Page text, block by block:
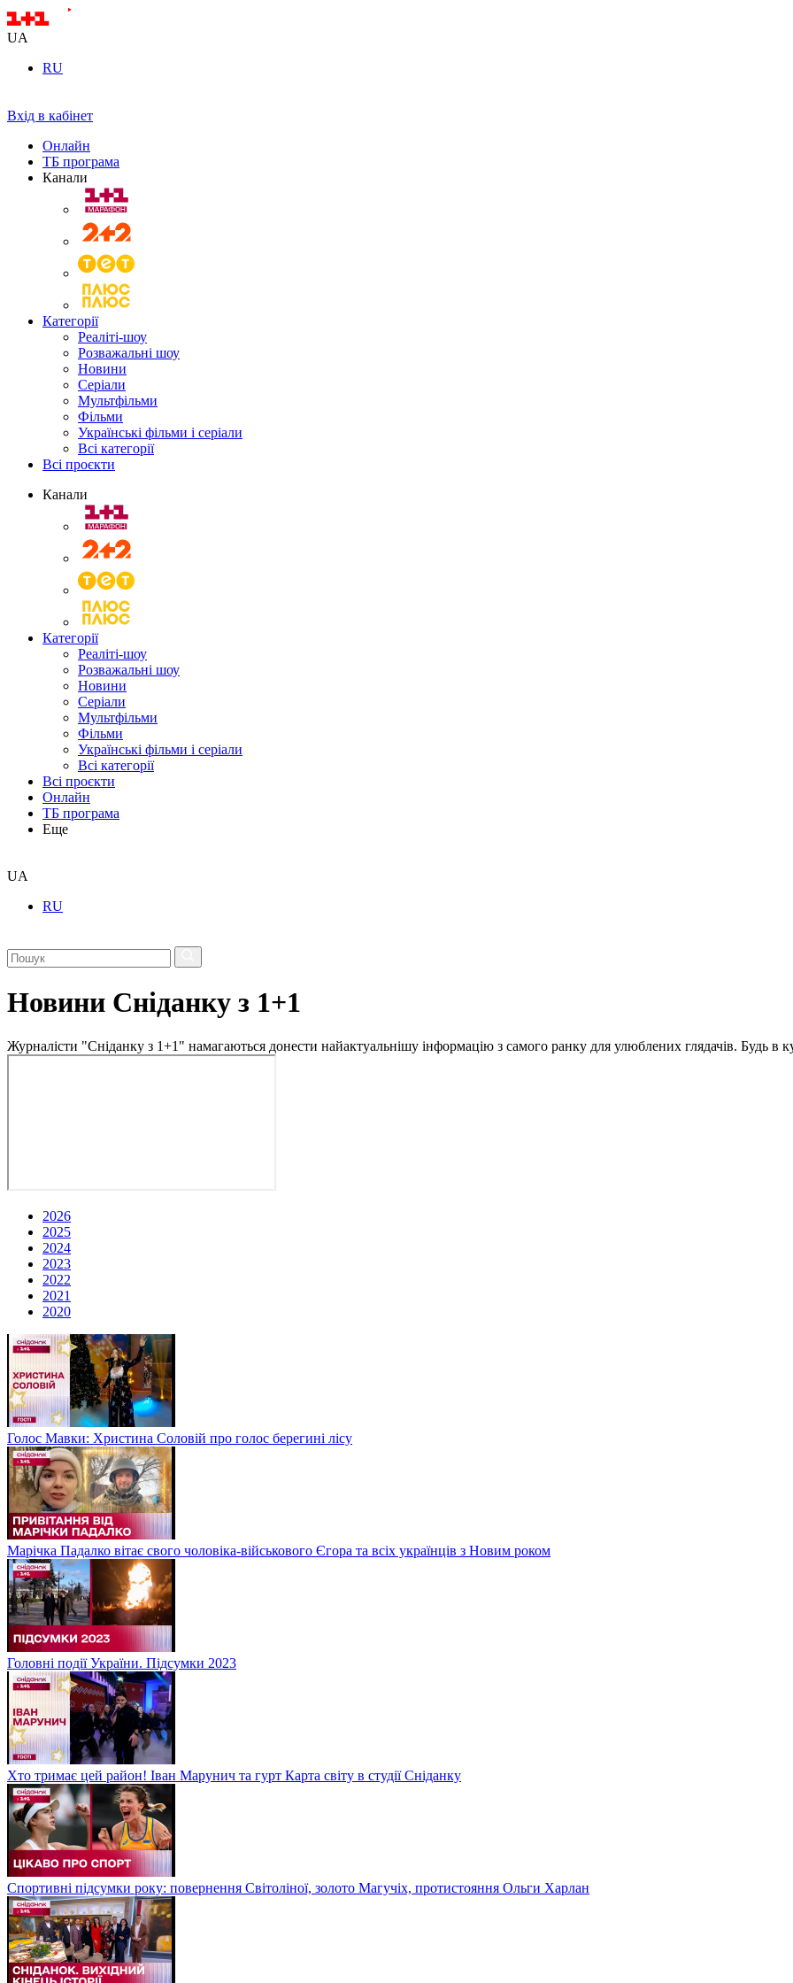
UA
RU
Вхід в кабінет
Онлайн
ТБ програма
Канали
Категорії
Реаліті-шоу
Розважальні шоу
Новини
Серіали
Мультфільми
Фільми
Українські фільми і серіали
Всі категорії
Всі проєкти
Канали
Категорії
Реаліті-шоу
Розважальні шоу
Новини
Серіали
Мультфільми
Фільми
Українські фільми і серіали
Всі категорії
Всі проєкти
Онлайн
ТБ програма
Еще
UA
RU
Новини Сніданку з 1+1
Журналісти "Сніданку з 1+1" намагаються донести найактуальнішу інформацію з самого ранку для улюблених глядачів. Будь в
2026
2025
2024
2023
2022
2021
2020
Голос Мавки: Христина Соловій про голос берегині лісу
Марічка Падалко вітає свого чоловіка-військового Єгора та всіх українців з Новим роком
Головні події України. Підсумки 2023
Хто тримає цей район! Іван Марунич та гурт Карта світу в студії Сніданку
Спортивні підсумки року: повернення Світоліної, золото Магучіх, протистояння Ольги Харлан